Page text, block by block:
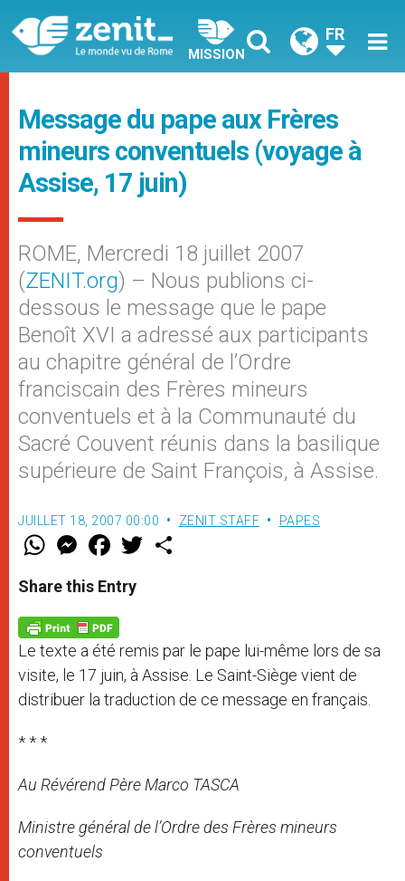
MISSION
FR
Message du pape aux Frères
mineurs conventuels (voyage à
Assise, 17 juin)
ROME, Mercredi 18 juillet 2007
(ZENIT.org) – Nous publions ci-
dessous le message que le pape
Benoît XVI a adressé aux participants
au chapitre général de l’Ordre
franciscain des Frères mineurs
conventuels et à la Communauté du
Sacré Couvent réunis dans la basilique
supérieure de Saint François, à Assise.
JUILLET 18, 2007 00:00 ZENIT STAFF PAPES
W
t
s
p
p
M
e
s
e
g
e
r
F
a
e
b
o
k
w
Share this Entry
Le texte a été remis par le pape lui-même lors de sa
visite, le 17 juin, à Assise. Le Saint-Siège vient de
distribuer la traduction de ce message en français.
* * *
Au Révérend Père Marco TASCA
Ministre général de l’Ordre des Frères mineurs
conventuels